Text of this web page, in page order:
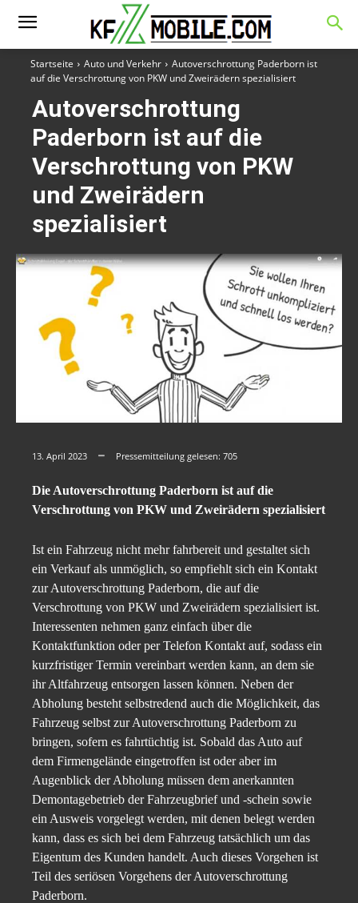
Startseite Auto und Verkehr
Autoverschrottung Paderborn ist
auf die Verschrottung von PKW und Zweirädern spezialisiert
Autoverschrottung
Paderborn ist auf die
Verschrottung von PKW
und Zweirädern
spezialisiert
13. April 2023 Pressemitteilung gelesen: 705
Die Autoverschrottung Paderborn ist auf die
Verschrottung von PKW und Zweirädern spezialisiert
Ist ein Fahrzeug nicht mehr fahrbereit und gestaltet sich
ein Verkauf als unmöglich, so empfiehlt sich ein Kontakt
zur Autoverschrottung Paderborn, die auf die
Verschrottung von PKW und Zweirädern spezialisiert ist.
Interessenten nehmen ganz einfach über die
Kontaktfunktion oder per Telefon Kontakt auf, sodass ein
kurzfristiger Termin vereinbart werden kann, an dem sie
ihr Altfahrzeug entsorgen lassen können. Neben der
Abholung besteht selbstredend auch die Möglichkeit, das
Fahrzeug selbst zur Autoverschrottung Paderborn zu
bringen, sofern es fahrtüchtig ist. Sobald das Auto auf
dem Firmengelände eingetroffen ist oder aber im
Augenblick der Abholung müssen dem anerkannten
Demontagebetrieb der Fahrzeugbrief und -schein sowie
ein Ausweis vorgelegt werden, mit denen belegt werden
kann, dass es sich bei dem Fahrzeug tatsächlich um das
Eigentum des Kunden handelt. Auch dieses Vorgehen ist
Teil des seriösen Vorgehens der Autoverschrottung
Paderborn.